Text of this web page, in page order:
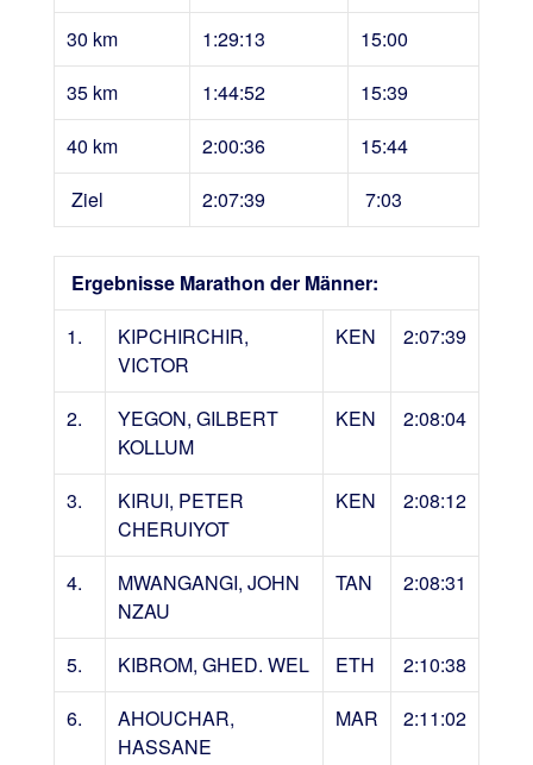
30 km
1:29:13
15:00
35 km
1:44:52
15:39
40 km
2:00:36
15:44
Ziel
2:07:39 7:03
Ergebnisse Marathon der Männer:
1.
KIPCHIRCHIR,
VICTOR
KEN 2:07:39
2.
YEGON, GILBERT
KOLLUM
KEN 2:08:04
3.
KIRUI, PETER
CHERUIYOT
KEN 2:08:12
4.
MWANGANGI, JOHN
NZAU
TAN 2:08:31
5. KIBROM, GHED. WEL ETH
2:10:38
6.
AHOUCHAR,
HASSANE
MAR 2:11:02